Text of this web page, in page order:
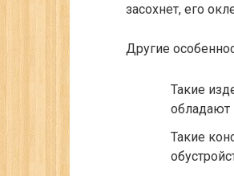
засохнет, его
Другие
Такие
Такие